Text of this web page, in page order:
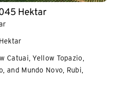
Hektar
Catuai, Yellow Topazio,
and Mundo Novo, Rubi,